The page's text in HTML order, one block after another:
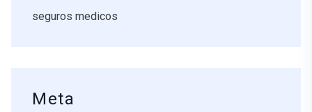
seguros medicos
Meta